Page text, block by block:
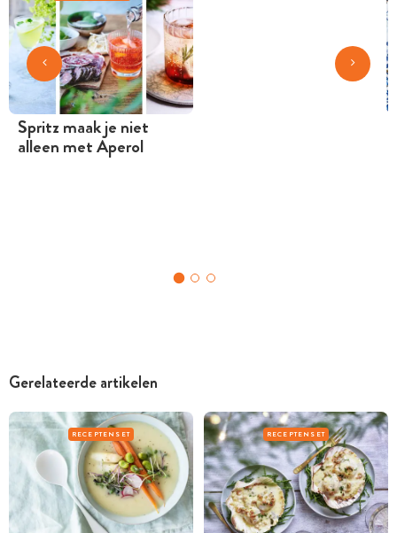
Spritz maak je niet
alleen met Aperol
Gerelateerde artikelen
RECEPTENSET RECEPTENSET